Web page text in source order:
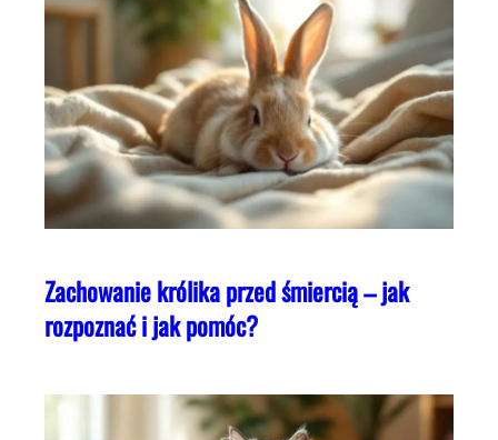
Zachowanie królika przed śmiercią – jak
rozpoznać i jak pomóc?